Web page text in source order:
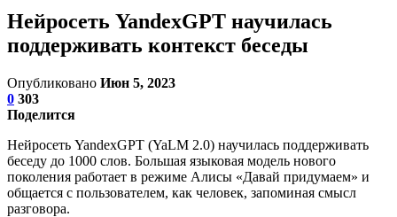
Нейросеть YandexGPT научилась
поддерживать контекст беседы
Опубликовано Июн 5, 2023
0 303
Поделится
Нейросеть YandexGPT (YaLM 2.0) научилась поддерживать
беседу до 1000 слов. Большая языковая модель нового
поколения работает в режиме Алисы «Давай придумаем» и
общается с пользователем, как человек, запоминая смысл
разговора.